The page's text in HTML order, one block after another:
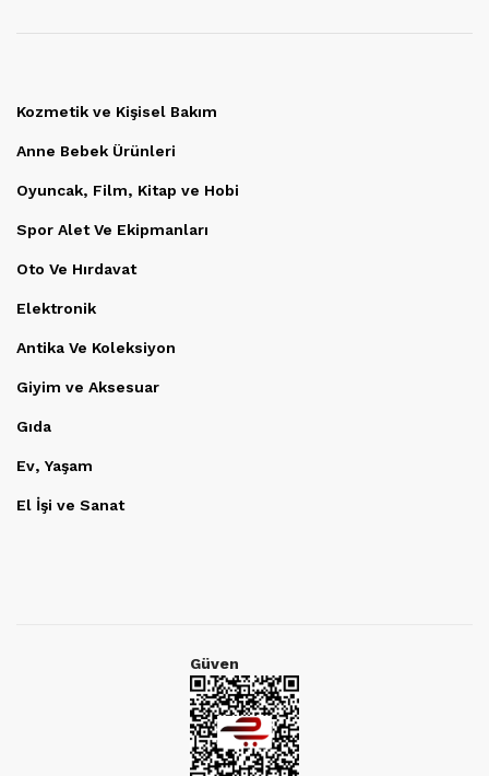
Kozmetik ve Kişisel Bakım
Anne Bebek Ürünleri
Oyuncak, Film, Kitap ve Hobi
Spor Alet Ve Ekipmanları
Oto Ve Hırdavat
Elektronik
Antika Ve Koleksiyon
Giyim ve Aksesuar
Gıda
Ev, Yaşam
El İşi ve Sanat
Güven